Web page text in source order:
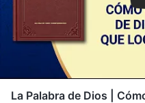
La Palabra de Dios |